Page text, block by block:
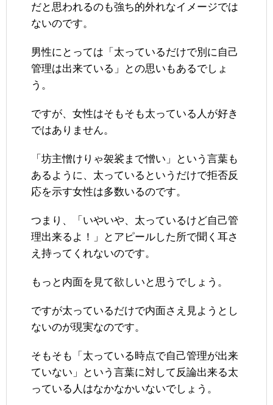
だと思われるのも強ち的外れなイメージでは
ないのです。
男性にとっては「太っているだけで別に自己
管理は出来ている」との思いもあるでしょ
う。
ですが、女性はそもそも太っている人が好き
ではありません。
「坊主憎けりゃ袈裟まで憎い」という言葉も
あるように、太っているというだけで拒否反
応を示す女性は多数いるのです。
つまり、「いやいや、太っているけど自己管
理出来るよ！」とアピールした所で聞く耳さ
え持ってくれないのです。
もっと内面を見て欲しいと思うでしょう。
ですが太っているだけで内面さえ見ようとし
ないのが現実なのです。
そもそも「太っている時点で自己管理が出来
ていない」という言葉に対して反論出来る太
っている人はなかなかいないでしょう。